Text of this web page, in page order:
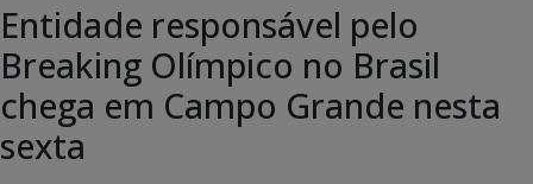
Entidade responsável pelo
Breaking Olímpico no Brasil
chega em Campo Grande nesta
sexta